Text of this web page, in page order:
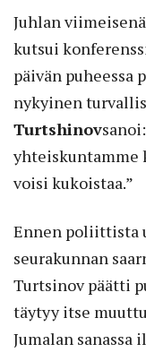
Juhlan
kutsui
päivän
nykyinen
Turtshinov
voisi kukoistaa.”
Ennen poliittista
seurakunnan
Turtsinov päätti
täytyy itse
Jumalan